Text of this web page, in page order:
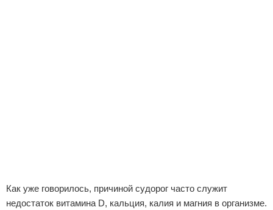
Как уже говорилось, причиной судорог часто служит
недостаток витамина D, кальция, калия и магния в организме.